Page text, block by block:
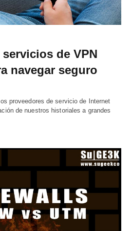
de VPN
navegar seguro
proveedores de servicio de Internet
de nuestros historiales a grandes